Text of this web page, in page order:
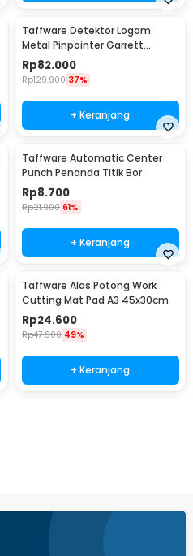
Taffware Detektor Logam
Metal Pinpointer Garrett
Waterproof - 1166000
Rp82.000
Rp129.900 37%
+ Keranjang
Taffware Automatic Center
Punch Penanda Titik Bor
Rp8.700
Rp21.900 61%
+ Keranjang
Taffware Alas Potong Work
Cutting Mat Pad A3 45x30cm
Rp24.600
Rp47.900 49%
+ Keranjang